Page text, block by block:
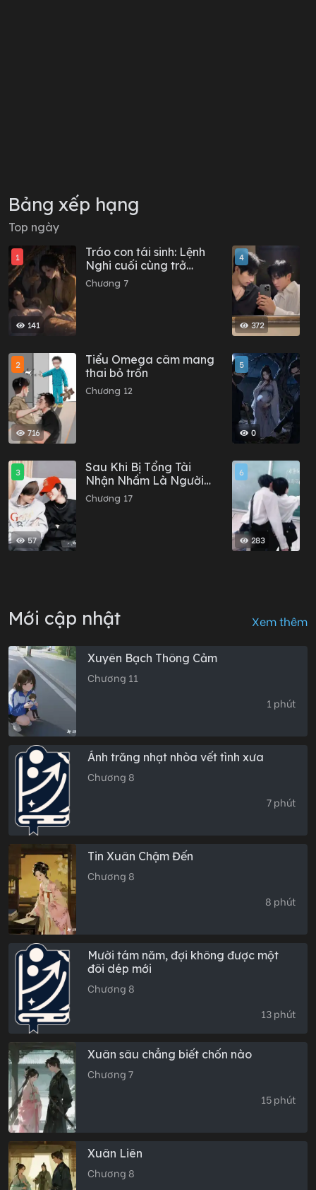
Bảng xếp hạng
Top ngày
141
1
Tráo con tái sinh: Lệnh
Nghi cuối cùng trở
thành Thái tử phi
Chương 7
716
2
Tiểu Omega câm mang
thai bỏ trốn
Chương 12
57
3
Sau Khi Bị Tổng Tài
Nhận Nhầm Là Người
Yêu Qua Mạng
Chương 17
372
4
0
5
283
6
Mới cập nhật Xem thêm
Xuyên Bạch Thông Cảm
Chương 11
1 phút
Ánh trăng nhạt nhòa vết tình xưa
Chương 8
7 phút
Tin Xuân Chậm Đến
Chương 8
8 phút
Mười tám năm, đợi không được một
đôi dép mới
Chương 8
13 phút
Xuân sâu chẳng biết chốn nào
Chương 7
15 phút
Xuân Liên
Chương 8